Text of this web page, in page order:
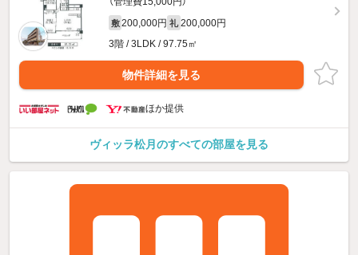
敷 200,000円 礼 200,000円
3階 / 3LDK / 97.75㎡
物件詳細を見る
ほか提供
ヴィッラ松月のすべての部屋を見る